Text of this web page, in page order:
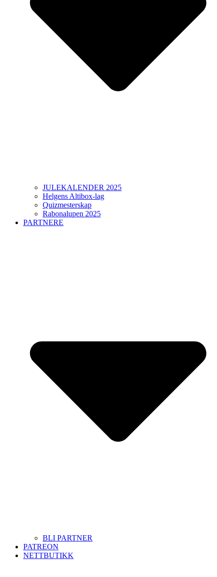
JULEKALENDER 2025
Helgens Altibox-lag
Quizmesterskap
Rabonalupen 2025
PARTNERE
BLI PARTNER
PATREON
NETTBUTIKK